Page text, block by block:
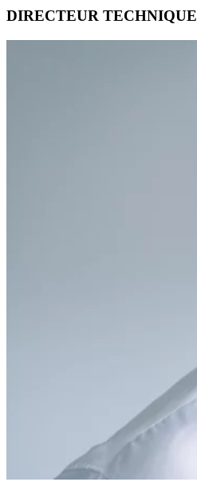
DIRECTEUR TECHNIQUE